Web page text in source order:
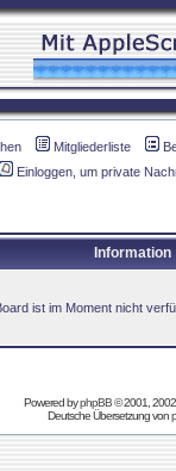
Mitgliederliste
Einloggen, um private
Information
ist im Moment nicht
Powered byphpBB© 2001,
Deutsche Übersetzung von